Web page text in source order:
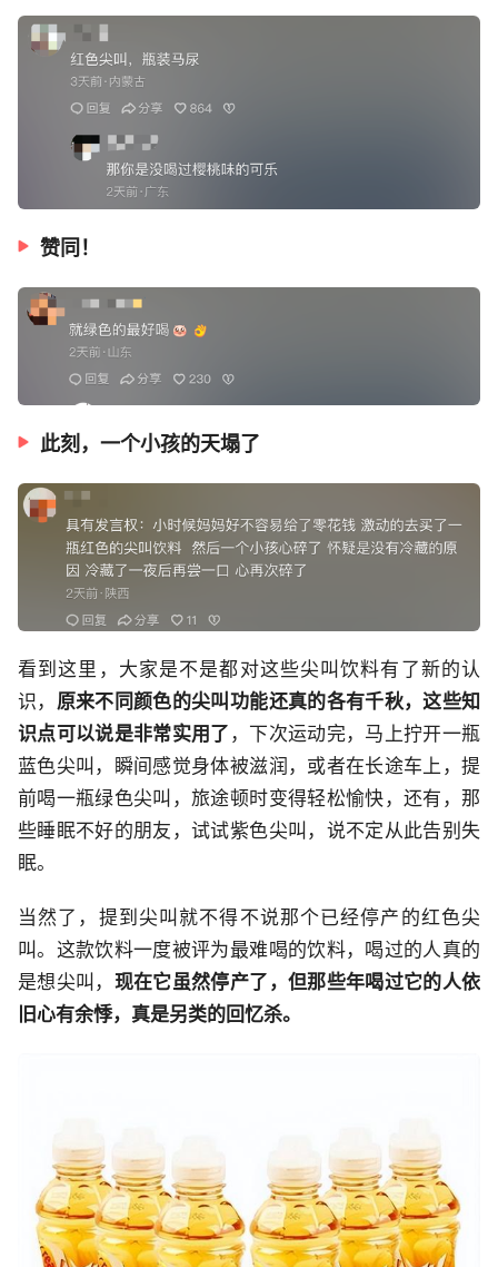
赞同！
此刻，一个小孩的天塌了
看到这里，大家是不是都对这些尖叫饮料有了新的认
识， 原来不同颜色的尖叫功能还真的各有千秋，这些知
识点可以说是非常实用了 ，下次运动完，马上拧开一瓶
蓝色尖叫，瞬间感觉身体被滋润，或者在长途车上，提
前喝一瓶绿色尖叫，旅途顿时变得轻松愉快，还有，那
些睡眠不好的朋友，试试紫色尖叫，说不定从此告别失
眠。
当然了，提到尖叫就不得不说那个已经停产的红色尖
叫。这款饮料一度被评为最难喝的饮料，喝过的人真的
是想尖叫， 现在它虽然停产了，但那些年喝过它的人依
旧心有余悸，真是另类的回忆杀。